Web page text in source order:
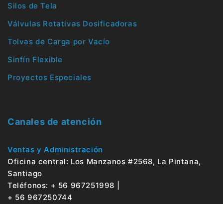
Silos de Tela
Válvulas Rotativas Dosificadoras
Tolvas de Carga por Vacío
Sinfín Flexible
Proyectos Especiales
Canales de atención
Ventas y Administración
Oficina central: Los Manzanos #2568, La Pintana,
Santiago
Teléfonos: + 56 967251998 |
+ 56 967250744